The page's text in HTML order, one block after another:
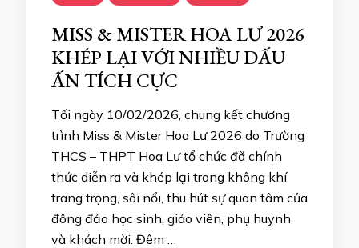
MISS & MISTER HOA LƯ 2026
KHÉP LẠI VỚI NHIỀU DẤU
ẤN TÍCH CỰC
Tối ngày 10/02/2026, chung kết chương
trình Miss & Mister Hoa Lư 2026 do Trường
THCS – THPT Hoa Lư tổ chức đã chính
thức diễn ra và khép lại trong không khí
trang trọng, sôi nổi, thu hút sự quan tâm của
đông đảo học sinh, giáo viên, phụ huynh
và khách mời. Đêm …